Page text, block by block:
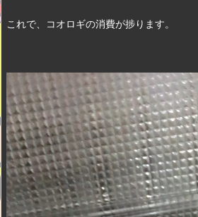
これで、コオロギの消費が捗ります。